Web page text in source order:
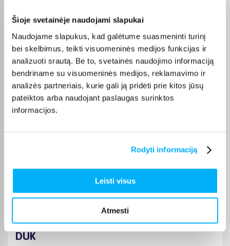
Šioje svetainėje naudojami slapukai
Naudojame slapukus, kad galėtume suasmeninti turinį
bei skelbimus, teikti visuomeninės medijos funkcijas ir
analizuoti srautą. Be to, svetainės naudojimo informaciją
bendriname su visuomeninės medijos, reklamavimo ir
analizės partneriais, kurie gali ją pridėti prie kitos jūsų
pateiktos arba naudojant paslaugas surinktos
informacijos.
Rodyti informaciją
Leisti visus
Atmesti
kitas pirkimo sąlygas. Taip galite ramiai palyginti kelis
pasirinktą prekę internetu.
BIGBOX.LT suteikia galimybę prekes nuo 150 Eur įsigyti su
nemokamu 24 mėnesių lizingu, todėl pirkti išsimokėtinai galima
patogiai planuojant išlaidas. Užsakymus pristatome visoje
Lietuvoje: pristatymas į paštomatus kainuoja nuo 2,29 €, o
perkant nuo 499 € į paštomatą pristatoma nemokamai.
Kurjerio pristatymo kaina prasideda nuo 2,99 €. Jei prekė yra
terminą visada rasite konkrečios prekės puslapyje.
Pasirinkę tinkamą prekę iš Liemenės ir gelbėjimo priemonės
pristatymą į paštomatą, kurjeriu arba atsiėmimą BIGBOX.LT
DUK